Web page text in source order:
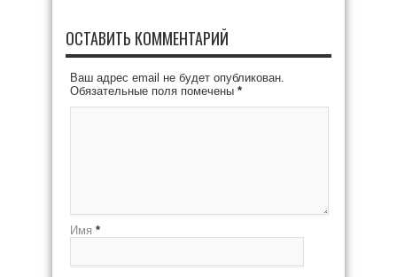
ОСТАВИТЬ КОММЕНТАРИЙ
Ваш адрес email не будет опубликован.
Обязательные поля помечены *
Имя *